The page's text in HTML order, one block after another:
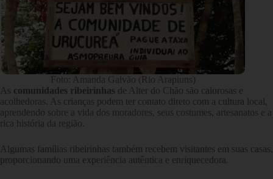
Foto: Amanda Galvão (Rio Arapiuns)
As comunidades ribeirinhas de Alter do Chão são calorosas e
acolhedoras. As crianças podem ter contato direto com a cultura local,
aprendendo sobre a vida dos moradores, seus costumes, artesanatos e a
rica história da região.
Algumas famílias ribeirinhas também recebem visitantes em suas casas,
proporcionando uma experiência autêntica e enriquecedora.